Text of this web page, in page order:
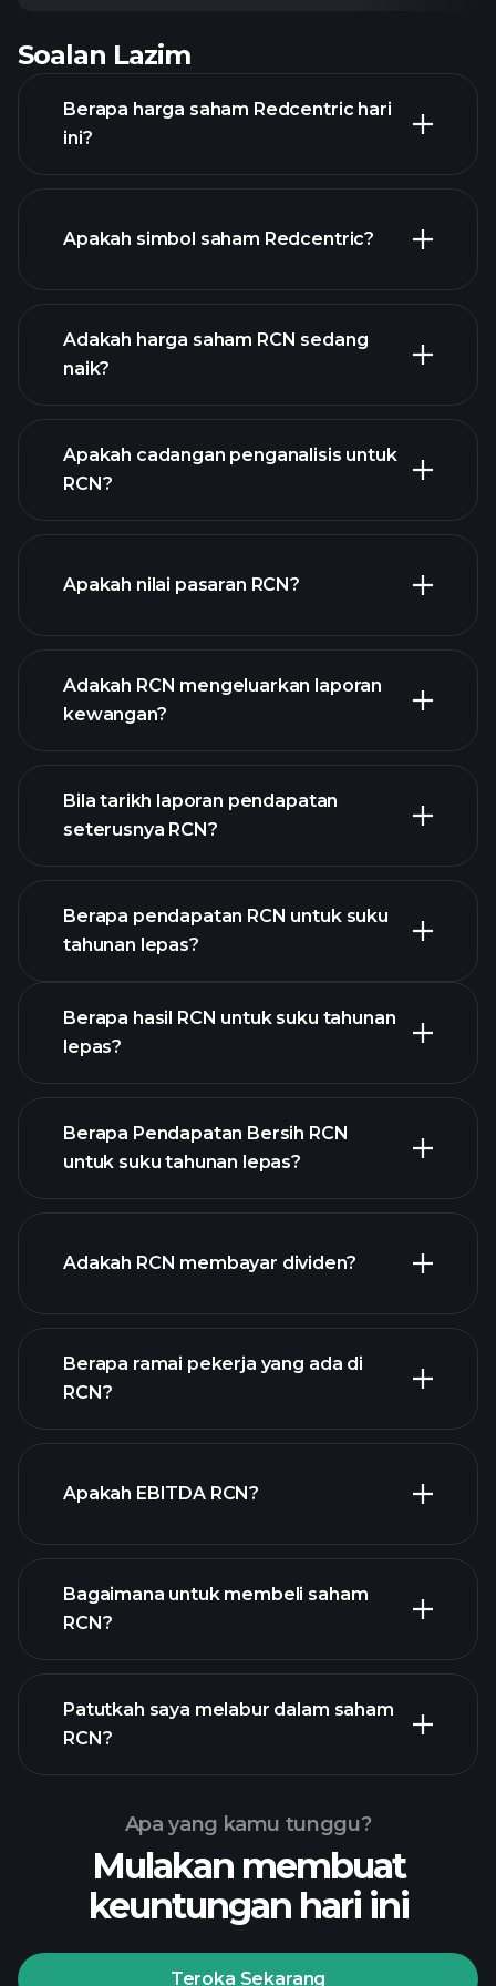
Soalan Lazim
Berapa harga saham Redcentric hari
ini?
grafik lanjutan
Apakah simbol saham Redcentric?
Adakah harga saham RCN sedang
naik?
Apakah cadangan penganalisis untuk
RCN?
Apakah nilai pasaran RCN?
Adakah RCN mengeluarkan laporan
kewangan?
kewangan RCN
Bila tarikh laporan pendapatan
seterusnya RCN?
Berapa pendapatan RCN untuk suku
tahunan lepas?
pendapatan RCN
Berapa hasil RCN untuk suku tahunan
lepas?
kewangan RCN
Berapa Pendapatan Bersih RCN
untuk suku tahunan lepas?
Adakah RCN membayar dividen?
Berapa ramai pekerja yang ada di
RCN?
majikan terbesar
Apakah EBITDA RCN?
laporan kewangan
Bagaimana untuk membeli saham
RCN?
Playtrade Tournaments
broker yang disyorkan
Patutkah saya melabur dalam saham
RCN?
Apa yang kamu tunggu?
Mulakan membuat
keuntungan hari ini
Teroka Sekarang